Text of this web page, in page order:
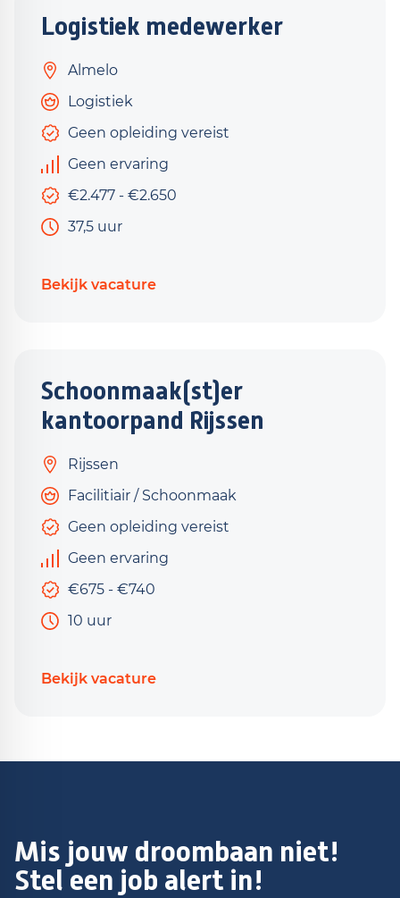
Logistiek medewerker
Almelo
Logistiek
Geen opleiding vereist
Geen ervaring
€2.477 - €2.650
37,5 uur
Bekijk vacature
Schoonmaak(st)er
kantoorpand Rijssen
Rijssen
Facilitiair / Schoonmaak
Geen opleiding vereist
Geen ervaring
€675 - €740
10 uur
Bekijk vacature
Mis jouw droombaan niet!
Stel een job alert in!